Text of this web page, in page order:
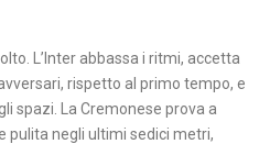
L’Inter abbassa i ritmi, accetta
rispetto al primo tempo, e
spazi. La Cremonese prova a
pulita negli ultimi sedici metri,